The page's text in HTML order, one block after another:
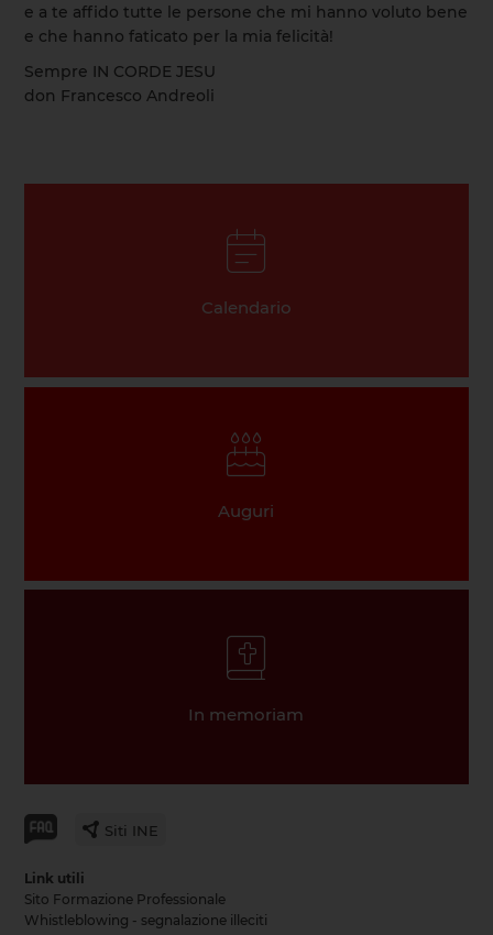
e a te affido tutte le persone che mi hanno voluto bene
e che hanno faticato per la mia felicità!
Sempre IN CORDE JESU
don Francesco Andreoli
Calendario
Auguri
In memoriam
Siti INE
Link utili
Sito Formazione Professionale
Whistleblowing - segnalazione illeciti